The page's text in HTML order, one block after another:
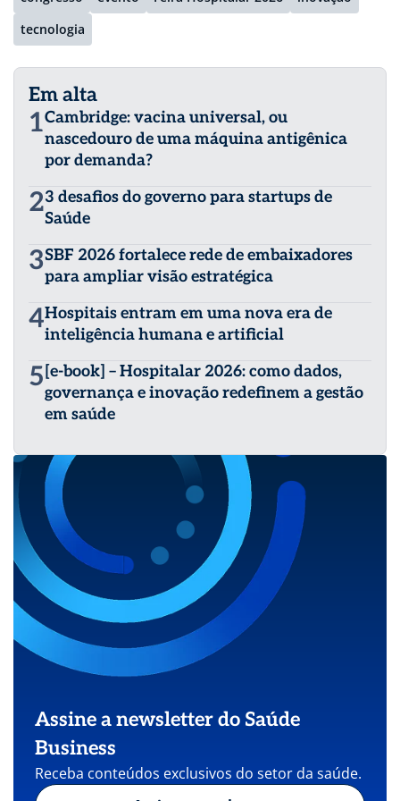
tecnologia
Em alta
1Cambridge: vacina universal, ou
nascedouro de uma máquina antigênica
por demanda?
23 desafios do governo para startups de
Saúde
3SBF 2026 fortalece rede de embaixadores
para ampliar visão estratégica
4Hospitais entram em uma nova era de
inteligência humana e artificial
5 [e-book] – Hospitalar 2026: como dados,
governança e inovação redefinem a gestão
em saúde
Assine a newsletter do Saúde
Business
Receba conteúdos exclusivos do setor da saúde.